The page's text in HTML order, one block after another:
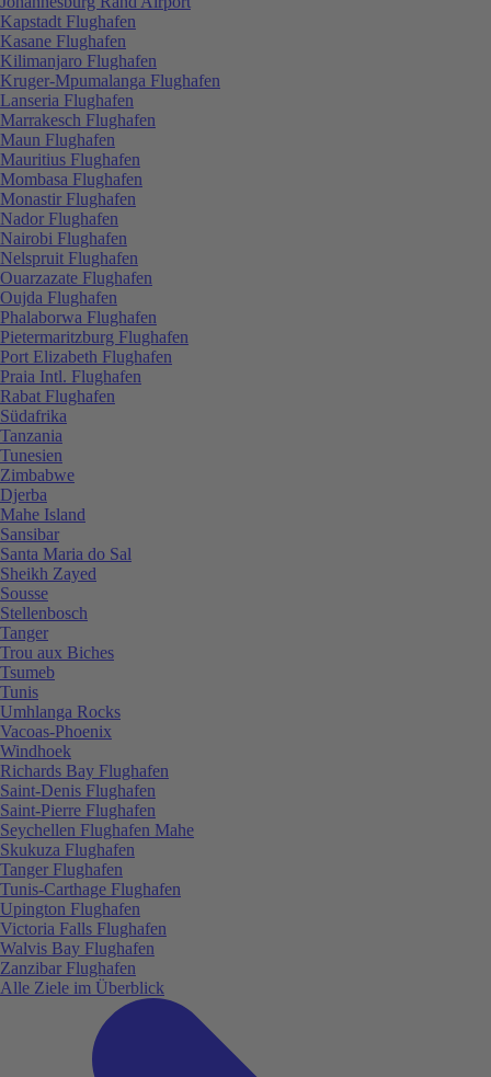
Kapstadt Flughafen
Kasane Flughafen
Kilimanjaro Flughafen
Kruger-Mpumalanga Flughafen
Lanseria Flughafen
Marrakesch Flughafen
Maun Flughafen
Mauritius Flughafen
Mombasa Flughafen
Monastir Flughafen
Nador Flughafen
Nairobi Flughafen
Nelspruit Flughafen
Ouarzazate Flughafen
Oujda Flughafen
Phalaborwa Flughafen
Pietermaritzburg Flughafen
Port Elizabeth Flughafen
Praia Intl. Flughafen
Rabat Flughafen
Südafrika
Tanzania
Tunesien
Zimbabwe
Djerba
Mahe Island
Sansibar
Santa Maria do Sal
Sheikh Zayed
Sousse
Stellenbosch
Tanger
Trou aux Biches
Tsumeb
Tunis
Umhlanga Rocks
Vacoas-Phoenix
Windhoek
Richards Bay Flughafen
Saint-Denis Flughafen
Saint-Pierre Flughafen
Seychellen Flughafen Mahe
Skukuza Flughafen
Tanger Flughafen
Tunis-Carthage Flughafen
Upington Flughafen
Victoria Falls Flughafen
Walvis Bay Flughafen
Zanzibar Flughafen
Alle Ziele im Überblick